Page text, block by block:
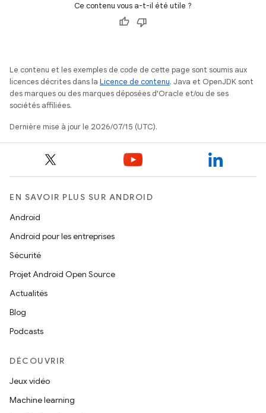
Ce contenu vous a-t-il été utile ?
Le contenu et les exemples de code de cette page sont soumis aux
licences décrites dans la Licence de contenu. Java et OpenJDK sont
des marques ou des marques déposées d'Oracle et/ou de ses
sociétés affiliées.
Dernière mise à jour le 2026/07/15 (UTC).
EN SAVOIR PLUS SUR ANDROID
Android
Android pour les entreprises
Sécurité
Projet Android Open Source
Actualités
Blog
Podcasts
DÉCOUVRIR
Jeux vidéo
Machine learning